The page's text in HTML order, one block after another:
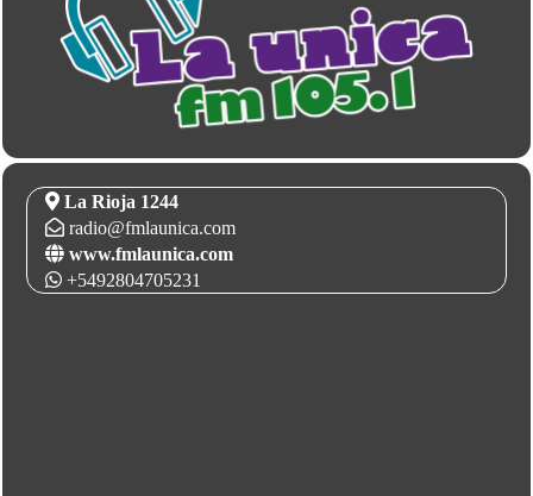
La Rioja 1244
radio@fmlaunica.com
www.fmlaunica.com
+5492804705231